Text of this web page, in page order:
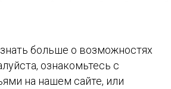
больше о возможностях
ознакомьтесь с
на нашем сайте, или